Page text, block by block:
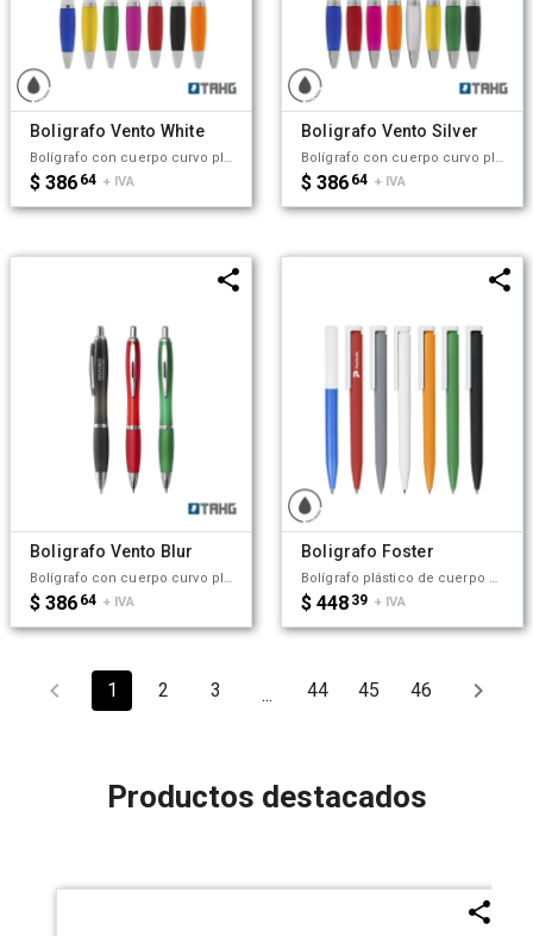
Boligrafo Vento White
Bolígrafo con cuerpo curvo plástico en acabado blanco. Cuenta con grip de goma de color, clip y botón metálico, mecanismo retráctil y tinta negra. Tahg
$ 38664 + IVA
Boligrafo Vento Silver
Bolígrafo con cuerpo curvo plástico en acabado plateado. Cuenta con grip de goma de color, clip y botón metálico, mecanismo retráctil y tinta negra. Producto libre de BPA. Tahg
$ 38664 + IVA
Boligrafo Vento Blur
$ 38664 + IVA
Boligrafo Foster
$ 44839 + IVA
1 2 3 ... 44 45 46
Productos destacados